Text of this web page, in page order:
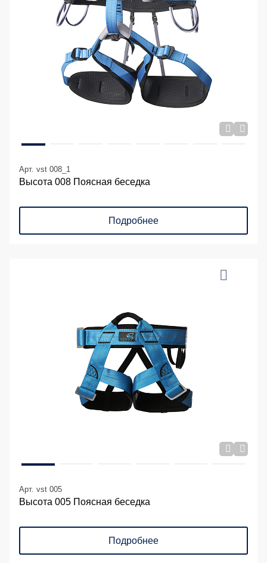
Арт. vst 008_1
Высота 008 Поясная беседка
Подробнее
Арт. vst 005
Высота 005 Поясная беседка
Подробнее